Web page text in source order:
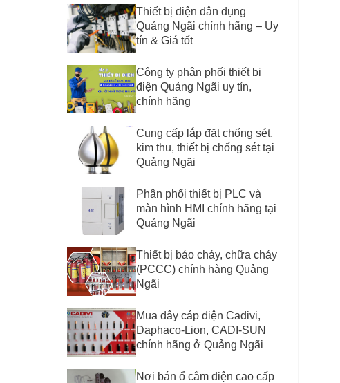
Thiết bị điện dân dụng
Quảng Ngãi chính hãng – Uy
tín & Giá tốt
Công ty phân phối thiết bị
điện Quảng Ngãi uy tín,
chính hãng
Cung cấp lắp đặt chống sét,
kim thu, thiết bị chống sét tại
Quảng Ngãi
Phân phối thiết bị PLC và
màn hình HMI chính hãng tại
Quảng Ngãi
Thiết bị báo cháy, chữa cháy
(PCCC) chính hàng Quảng
Ngãi
Mua dây cáp điện Cadivi,
Daphaco-Lion, CADI-SUN
chính hãng ở Quảng Ngãi
Nơi bán ổ cắm điện cao cấp